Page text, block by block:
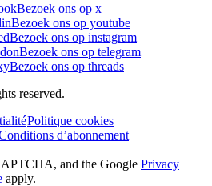
Bezoek ons op x
Bezoek ons op youtube
Bezoek ons op instagram
Bezoek ons op telegram
Bezoek ons op threads
reserved.
Politique cookies
d’abonnement
and the Google Privacy
apply.